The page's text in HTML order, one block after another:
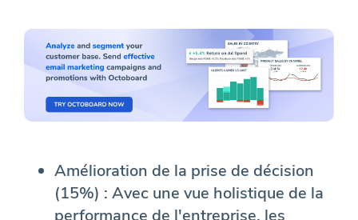
Amélioration de la prise de décision
(15%) : Avec une vue holistique de la